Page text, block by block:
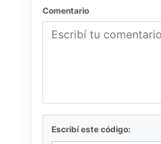
Comentario
Escribí este código: